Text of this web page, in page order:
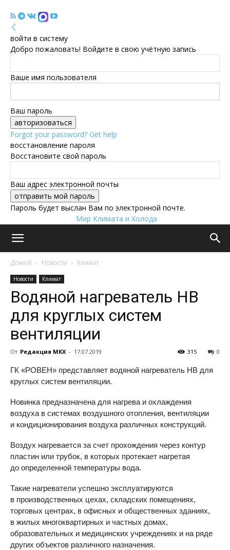
войти в систему
Добро пожаловать! Войдите в свою учётную запись
Ваше имя пользователя
Ваш пароль
Forgot your password? Get help
восстановление пароля
Восстановите свой пароль
Ваш адрес электронной почты
Пароль будет выслан Вам по электронной почте.
Мир Климата и Холода
Домой Новости Климат
Новости Климат
Водяной нагреватель НВ
для круглых систем
вентиляции
От Редакция МКХ - 17.07.2019 0
315
ГК «РОВЕН» представляет водяной нагреватель НВ для
круглых систем вентиляции.
Новинка предназначена для нагрева и охлаждения
воздуха в системах воздушного отопления, вентиляции
и кондиционирования воздуха различных конструкций.
Воздух нагревается за счет прохождения через контур
пластин или трубок, в которых протекает нагретая
до определенной температуры вода.
Такие нагреватели успешно эксплуатируются
в производственных цехах, складских помещениях,
торговых центрах, в офисных и общественных зданиях,
в жилых многоквартирных и частных домах,
образовательных и медицинских учреждениях и на ряде
других объектов различного назначения.